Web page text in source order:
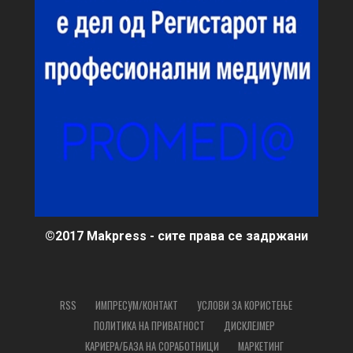
©2017 Makpress - сите права се задржани
RSS ИМПРЕСУМ/КОНТАКТ
УСЛОВИ ЗА КОРИСТЕЊЕ
ПОЛИТИКА НА ПРИВАТНОСТ
ДИСКЛЕЈМЕР
КАРИЕРА/БАЗА НА СОРАБОТНИЦИ
МАРКЕТИНГ